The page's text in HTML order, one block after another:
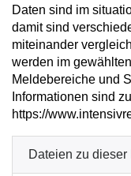
Daten sind im
damit sind
miteinander
werden im
Meldebereiche und
Informationen sind
https://
Dateien zu